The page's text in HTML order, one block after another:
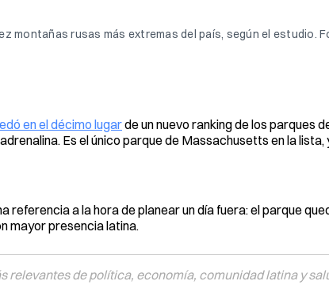
montañas rusas más extremas del país, según el estudio.
en el décimo lugarde un nuevo ranking de los parques
Es el único parque de Massachusetts en la lista,
referencia a la hora de planear un día fuera: el parque
mayor presencia latina.
relevantes de política, economía, comunidad latina y